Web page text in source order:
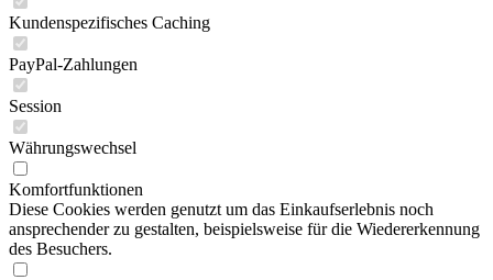
Kundenspezifisches Caching
PayPal-Zahlungen
Session
Währungswechsel
Komfortfunktionen
Diese Cookies werden genutzt um das Einkaufserlebnis noch
ansprechender zu gestalten, beispielsweise für die Wiedererkennung
des Besuchers.